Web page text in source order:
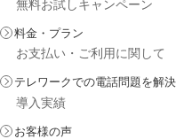
無料お試しキャンペーン
料金・プラン
お支払い・ご利用に関して
テレワークでの電話問題を解決
導入実績
お客様の声